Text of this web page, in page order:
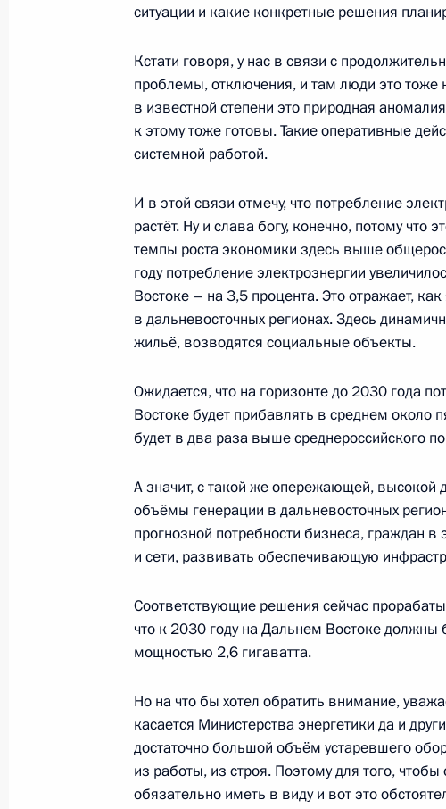
комплекса Дальнего Востока
4 сентября 2025 года, 13:45
Востоке
4 сентября 2025 года, 11:00
Посещение филиала Национального
в Приморском крае
4–5 сентября Президент совершит
29 августа 2025 года, 17:35
и музейных комплексов
25 июня 2025 года, 15:40
Совещание с членами Правительства и
лесопромышленного комплекса
14 апреля 2025 года, 18:40
ситуации и какие конкретные решения
Кстати говоря, у нас в связи с
проблемы, отключения, и там люди это тоже
в известной степени это природная
к этому тоже готовы. Такие оперативные
системной работой.
И в этой связи отмечу, что потребление
растёт. Ну и слава богу, конечно, потому что
темпы роста экономики здесь выше
году потребление электроэнергии
Востоке – на 3,5 процента. Это отражает,
в дальневосточных регионах. Здесь
жильё, возводятся социальные объекты.
Ожидается, что на горизонте до 2030 года
Востоке будет прибавлять в среднем около
будет в два раза выше среднероссийского
А значит, с такой же опережающей, высокой
объёмы генерации в дальневосточных
прогнозной потребности бизнеса, граждан в
и сети, развивать обеспечивающую
Соответствующие решения сейчас
что к 2030 году на Дальнем Востоке
мощностью 2,6 гигаватта.
Но на что бы хотел обратить внимание,
касается Министерства энергетики да и
достаточно большой объём устаревшего
из работы, из строя. Поэтому для того,
обязательно иметь в виду и вот это